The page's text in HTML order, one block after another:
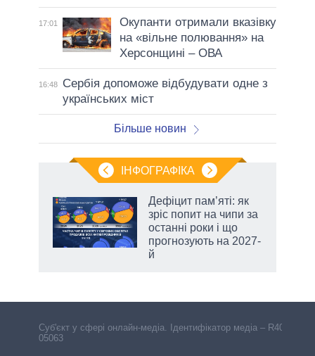
17:01
Окупанти отримали вказівку
на «вільне полювання» на
Херсонщині – ОВА
16:48
Сербія допоможе відбудувати одне з
українських міст
Більше новин
ІНФОГРАФІКА
Дефіцит пам’яті: як
зріс попит на чипи за
останні роки і що
прогнозують на 2027-
й
Cуб'єкт у сфері онлайн-медіа. Ідентифікатор медіа – R40-
05063